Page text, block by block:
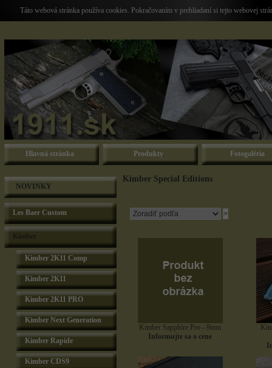
Táto webová stránka používa cookies. Pokračovaním v prehliadaní si tejto webovej
Hlavná stránka Produkty Fotogaléria
NOVINKY
Les Baer Custom
Kimber 2K11 Comp
Kimber 2K11
Kimber 2K11 PRO
Kimber Next Generation
Kimber Rapide
Kimber CDS9
Kimber Special Editions
Kimber Sapphire Pro - 9mm
Informujte sa o cene